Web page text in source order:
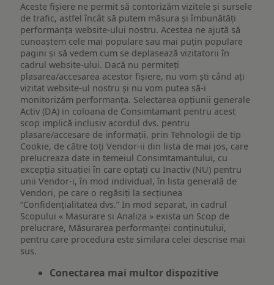
Aceste fișiere ne permit să contorizăm vizitele și sursele
de trafic, astfel încât să putem măsura și îmbunătăți
performanța website-ului nostru. Acestea ne ajută să
cunoaștem cele mai populare sau mai puțin populare
pagini și să vedem cum se deplasează vizitatorii în
cadrul website-ului. Dacă nu permiteți
plasarea/accesarea acestor fișiere, nu vom ști când ați
vizitat website-ul nostru și nu vom putea să-i
monitorizăm performanța. Selectarea opțiunii generale
Activ (DA) in coloana de Consimtamant pentru acest
scop implică inclusiv acordul dvs. pentru
plasare/accesare de informații, prin Tehnologii de tip
Cookie, de către toți Vendor-ii din lista de mai jos, care
prelucreaza date in temeiul Consimtamantului, cu
excepția situației în care optați cu Inactiv (NU) pentru
unii Vendor-i, în mod individual, în lista generală de
Vendori, pe care o regăsiți la secțiunea
“Confidențialitatea dvs.” In mod separat, in cadrul
Scopului « Masurare si Analiza » exista un Scop de
prelucrare, Măsurarea performanței conținutului,
pentru care procedura este similara celei descrise mai
sus.
Conectarea mai multor dispozitive